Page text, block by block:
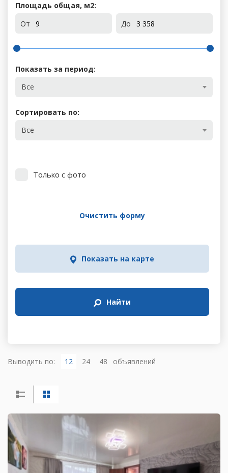
Площадь общая, м2:
От
До
Показать за период:
Все
Сортировать по:
Все
Только с фото
Очистить форму
Показать на карте
Найти
Выводить по: 12 24 48 объявлений